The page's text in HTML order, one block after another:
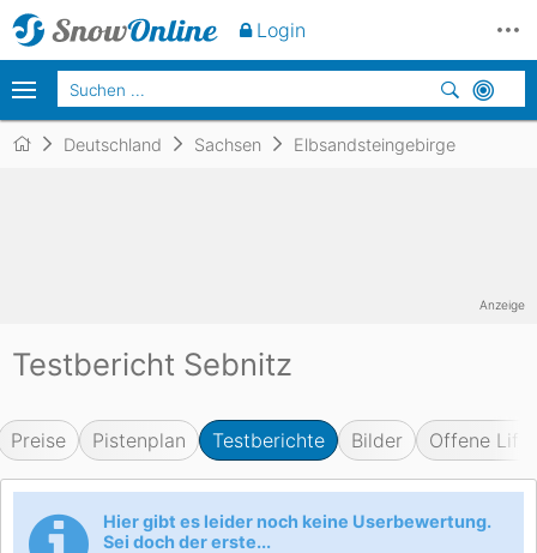
Deutschland Sachsen Elbsandsteingebirge
Testbericht Sebnitz
Preise Pistenplan Testberichte Bilder Offene
Hier gibt es leider noch keine Userbewertung.
Sei doch der erste...
Anzeige
Login